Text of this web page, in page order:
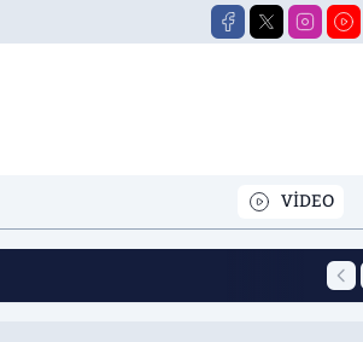
VİDEO
12:39